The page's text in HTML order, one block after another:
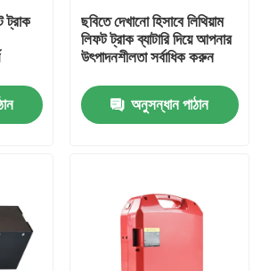
ট্রাক
ছবিতে দেখানো হিসাবে লিথিয়াম
লিফট ট্রাক ব্যাটারি দিয়ে আপনার
উৎপাদনশীলতা সর্বাধিক করুন
অনুসন্ধান পাঠান